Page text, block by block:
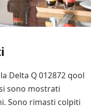
Delta Q 012872 qool
sono mostrati
Sono rimasti colpiti